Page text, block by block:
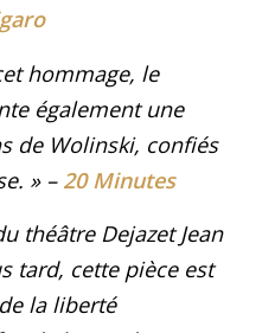
hommage, le
également une
de Wolinski, confiés
» – 20 Minutes
théâtre Dejazet Jean
tard, cette pièce est
la liberté